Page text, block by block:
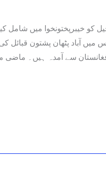
خیبرپختونخوا میں شامل کیا
میں آباد پٹھان پشتون
افغانستان سے آمدہ ہیں۔